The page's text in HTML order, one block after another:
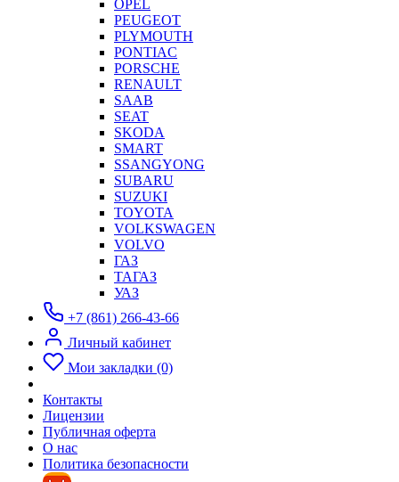
OPEL
PEUGEOT
PLYMOUTH
PONTIAC
PORSCHE
RENAULT
SAAB
SEAT
SKODA
SMART
SSANGYONG
SUBARU
SUZUKI
TOYOTA
VOLKSWAGEN
VOLVO
ГАЗ
ТАГАЗ
УАЗ
+7 (861) 266-43-66
Личный кабинет
Мои закладки (0)
Контакты
Лицензии
Публичная оферта
О нас
Политика безопасности